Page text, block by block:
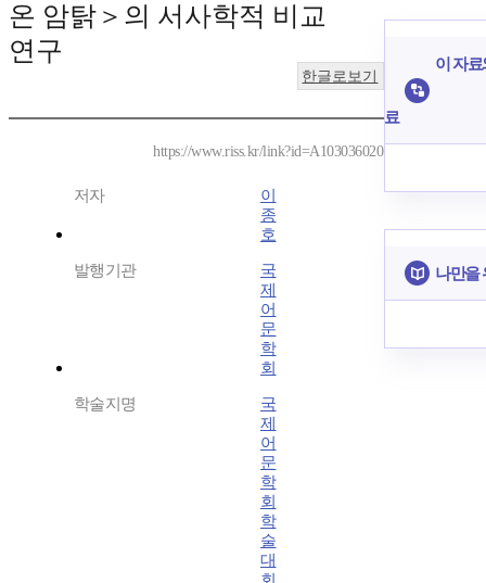
온 암탉＞의 서사학적 비교
연구
한글로보기
https://www.riss.kr/link?id=A103036020
저자
이
종
호
발행기관
국
제
어
문
학
회
학술지명
국
제
어
문
학
회
학
술
대
이 자료
료
나만을